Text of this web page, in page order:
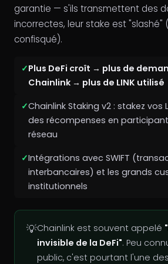
garantie — s'ils transmettent des
incorrectes, leur stake est
confisqué).
Plus DeFi croît → plus de
Chainlink → plus de LINK utilisé
Chainlink Staking v2 : stakez vos
des récompenses en
réseau
Intégrations avec SWIFT
interbancaires) et les grands
institutionnels
💡Chainlink est souvent appelé
invisible de la DeFi". Peu
public, c'est pourtant l'une